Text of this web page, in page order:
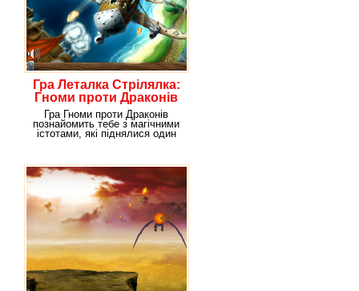
Гра Леталка Стрілялка:
Гноми проти Драконів
Гра Гноми проти Драконів
познайомить тебе з магічними
істотами, які піднялися один